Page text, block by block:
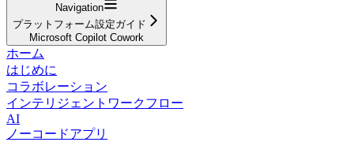
Navigation
プラットフォーム設定ガイド
Microsoft Copilot Cowork
ホーム
はじめに
コラボレーション
インテリジェントワークフロー
AI
ノーコードアプリ